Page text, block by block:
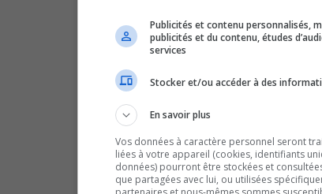
Publicités et contenu personnalisés,
publicités et du contenu, études
services
Stocker et/ou accéder à des
En savoir plus
Vos données à caractère personnel seront
liées à votre appareil (cookies, identifiants
données) pourront être stockées et
que partagées avec lui, ou utilisées